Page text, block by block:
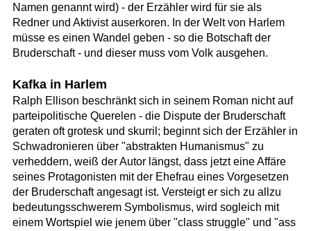
Namen genannt wird) - der Erzähler wird für sie als
Redner und Aktivist auserkoren. In der Welt von Harlem
müsse es einen Wandel geben - so die Botschaft der
Bruderschaft - und dieser muss vom Volk ausgehen.
Kafka in Harlem
Ralph Ellison beschränkt sich in seinem Roman nicht auf
parteipolitische Querelen - die Dispute der Bruderschaft
geraten oft grotesk und skurril; beginnt sich der Erzähler in
Schwadronieren über "abstrakten Humanismus" zu
verheddern, weiß der Autor längst, dass jetzt eine Affäre
seines Protagonisten mit der Ehefrau eines Vorgesetzen
der Bruderschaft angesagt ist. Versteigt er sich zu allzu
bedeutungsschwerem Symbolismus, wird sogleich mit
einem Wortspiel wie jenem über "class struggle" und "ass